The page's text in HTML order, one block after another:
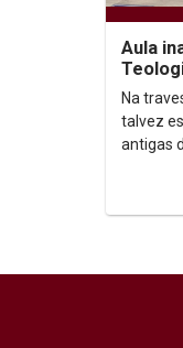
Aula
sobre
Na
talvez
antigas